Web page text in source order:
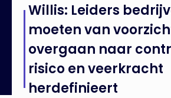
voorzichtigheid overgaan naar controle
Willis: Leiders
moeten van
overgaan naar
risico en veerkracht
herdefinieert